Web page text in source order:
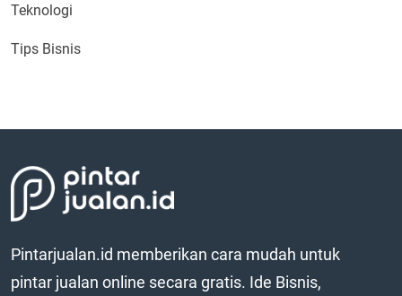
Teknologi
Tips Bisnis
Pintarjualan.id memberikan cara mudah untuk
pintar jualan online secara gratis. Ide Bisnis,